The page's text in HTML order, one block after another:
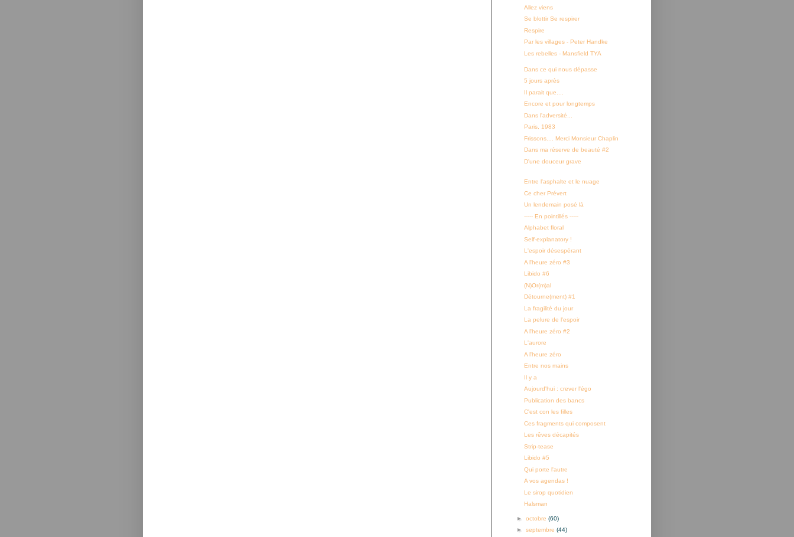
Allez viens
Se blottir Se respirer
Respire
Par les villages - Peter Handke
Les rebelles - Mansfield TYA
Dans ce qui nous dépasse
5 jours après
Il parait que....
Encore et pour longtemps
Dans l'adversité...
Paris, 1983
Frissons.... Merci Monsieur Chaplin
Dans ma réserve de beauté #2
D'une douceur grave
Entre l'asphalte et le nuage
Ce cher Prévert
Un lendemain posé là
----- En pointillés -----
Alphabet floral
Self-explanatory !
L'espoir désespérant
A l'heure zéro #3
Libido #6
(N)Or(m)al
Détourne(ment) #1
La fragilité du jour
La pelure de l'espoir
A l'heure zéro #2
L'aurore
A l'heure zéro
Entre nos mains
Il y a
Aujourd'hui : crever l'égo
Publication des bancs
C'est con les filles
Ces fragments qui composent
Les rêves décapités
Strip-tease
Libido #5
Qui porte l'autre
A vos agendas !
Le sirop quotidien
Halsman
► octobre (60)
► septembre (44)